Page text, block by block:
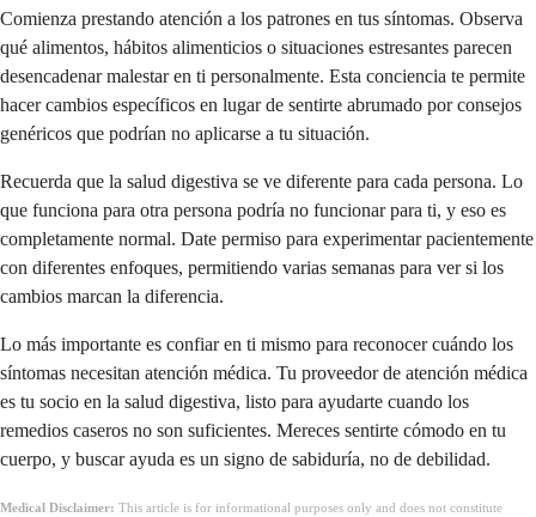
Comienza prestando atención a los patrones en tus síntomas. Observa
qué alimentos, hábitos alimenticios o situaciones estresantes parecen
desencadenar malestar en ti personalmente. Esta conciencia te permite
hacer cambios específicos en lugar de sentirte abrumado por consejos
genéricos que podrían no aplicarse a tu situación.
Recuerda que la salud digestiva se ve diferente para cada persona. Lo
que funciona para otra persona podría no funcionar para ti, y eso es
completamente normal. Date permiso para experimentar pacientemente
con diferentes enfoques, permitiendo varias semanas para ver si los
cambios marcan la diferencia.
Lo más importante es confiar en ti mismo para reconocer cuándo los
síntomas necesitan atención médica. Tu proveedor de atención médica
es tu socio en la salud digestiva, listo para ayudarte cuando los
remedios caseros no son suficientes. Mereces sentirte cómodo en tu
cuerpo, y buscar ayuda es un signo de sabiduría, no de debilidad.
Medical Disclaimer: This article is for informational purposes only and does not constitute